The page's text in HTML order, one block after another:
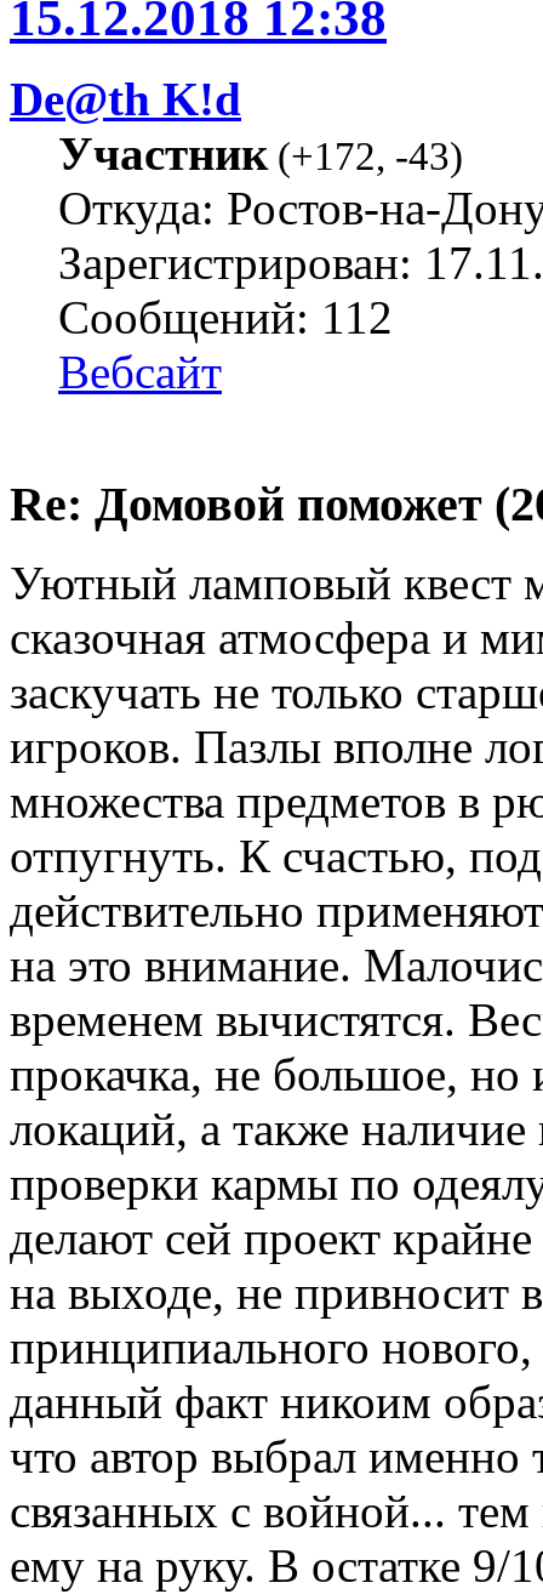
15.12.2018 12:38
De@th K!d
Участник(+172, -43)
Откуда: Ростов-на-
Зарегистрирован:
Сообщений: 112
Вебсайт
Re: Домовой поможет
Уютный ламповый квест
сказочная атмосфера и
заскучать не только
игроков. Пазлы вполне
множества предметов в
отпугнуть. К счастью,
действительно
на это внимание.
временем вычистятся.
прокачка, не большое, но
локаций, а также
проверки кармы по
делают сей проект
на выходе, не привносит
принципиального нового,
данный факт никоим
что автор выбрал именно
связанных с войной... тем
ему на руку. В остатке 9/